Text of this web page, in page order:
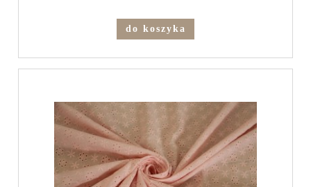
do koszyka